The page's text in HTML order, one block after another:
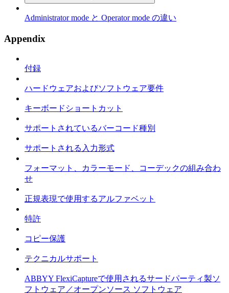
Administrator mode と Operator mode の違い
Appendix
付録
ハードウェアおよびソフトウェア要件
キーボードショートカット
サポートされているバーコード種別
サポートされる入力形式
フォーマット、カラーモード、コーデックの組み合わ
せ
正規表現で使用するアルファベット
特許
コピー保護
テクニカルサポート
ABBYY FlexiCaptureで使用されるサードパーティ製ソ
フトウェア／オープンソース ソフトウェア